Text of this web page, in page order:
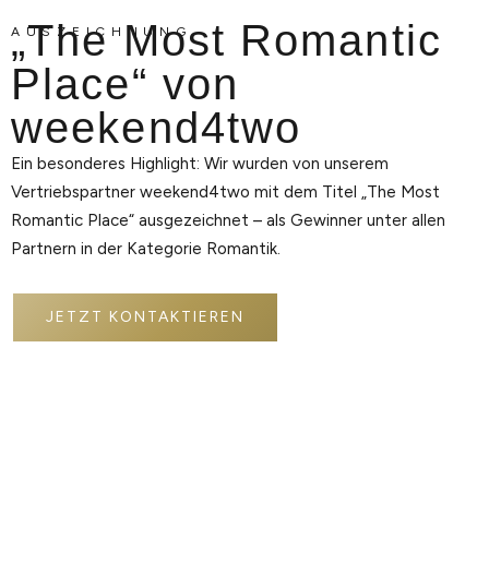
AUSZEICHNUNG
„The Most Romantic
Place“ von
weekend4two
Ein besonderes Highlight: Wir wurden von unserem
Vertriebspartner weekend4two mit dem Titel „The Most
Romantic Place“ ausgezeichnet – als Gewinner unter allen
Partnern in der Kategorie Romantik.
JETZT KONTAKTIEREN